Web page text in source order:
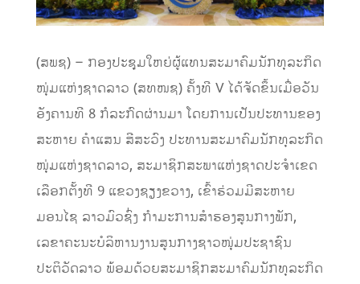
(ສພຊ) – ກອງປະຊຸມໃຫຍ່ຜູ້ແທນສະມາຄົມນັກທຸລະກິດ
ໜຸ່ມແຫ່ງຊາດລາວ (ສທໜຊ) ຄັ້ງທີ V ໄດ້ຈັດຂຶ້ນເມື່ອວັນ
ອັງຄານທີ 8 ກໍລະກົດຜ່ານມາ ໂດຍການເປັນປະທານຂອງ
ສະຫາຍ ຄໍາແສນ ສີສະວົງ ປະທານສະມາຄົມນັກທຸລະກິດ
ໜຸ່ມແຫ່ງຊາດລາວ, ສະມາຊິກສະພາແຫ່ງຊາດປະຈໍາເຂດ
ເລືອກຕັ້ງທີ 9 ແຂວງຊຽງຂວາງ, ເຂົ້າຮ່ວມມີສະຫາຍ
ມອນໄຊ ລາວມົວຊົ່ງ ກຳມະການສຳຮອງສູນກາງພັກ,
ເລຂາຄະນະບໍລິຫານງານສູນກາງຊາວໜຸ່ມປະຊາຊົນ
ປະຕິວັດລາວ ພ້ອມດ້ວຍສະມາຊິກສະມາຄົມນັກທຸລະກິດ